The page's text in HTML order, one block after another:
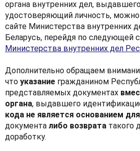
органа внутренних дел,
удостоверяющий личность,
сайте Министерства внутренних
Беларусь, перейдя по следующей
Министерства внутренних дел
Дополнительно обращаем
что указание гражданином
представляемых документах
органа, выдавшего
кода не является основанием
документа либо возврата такого
доработку.